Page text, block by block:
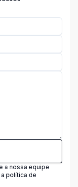
a nossa equipe
política de